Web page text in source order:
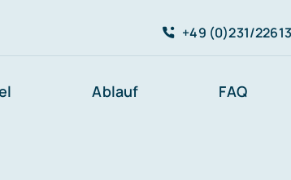
+49 (0)231/
Ablauf FAQ